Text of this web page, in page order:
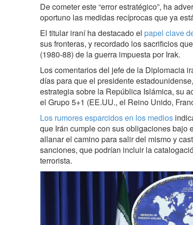
De cometer este “error estratégico”, ha
oportuno las medidas recíprocas que ya
El titular iraní ha destacado el papel clave
sus fronteras, y recordado los sacrificios
(1980-88) de la guerra impuesta por Irak.
Los comentarios del jefe de la Diplomacia
días para que el presidente
estrategia sobre la República Islámica, su
el Grupo 5+1 (EE.UU., el Reino Unido,
Los rumores esparcidos en los medios
que Irán cumple con sus obligaciones bajo
allanar el camino para salir del mismo y
sanciones, que podrían incluir la
terrorista.